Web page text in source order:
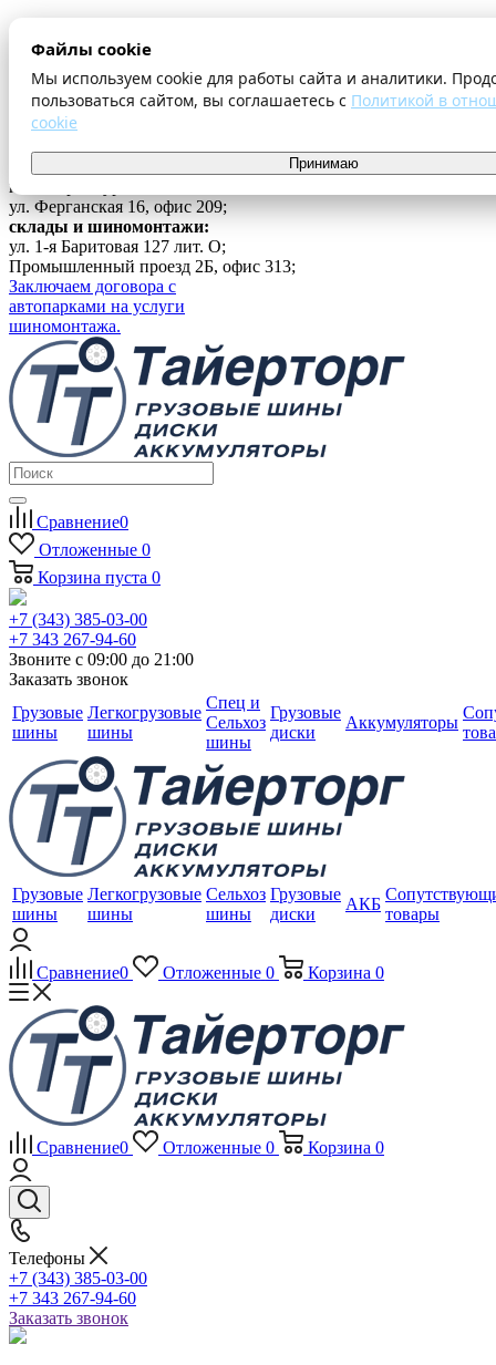
Файлы cookie
Мы используем cookie для работы сайта и аналитики.
пользоваться сайтом, вы соглашаетесь с Политикой в
cookie
Принимаю
Оплата и доставка
Шиномонтаж
Контакты
...
г. Екатеринбург
ул. Ферганская 16, офис 209;
склады и шиномонтажи:
ул. 1-я Баритовая 127 лит. О;
Промышленный проезд 2Б, офис 313;
Заключаем договора с
автопарками на услуги
шиномонтажа.
Сравнение0
Отложенные 0
Корзина пуста 0
+7 (343) 385-03-00
+7 343 267-94-60
Звоните с 09:00 до 21:00
Заказать звонок
Грузовые
шины
Легкогрузовые
шины
Спец и
Сельхоз
шины
Грузовые
диски
Аккумуляторы
Грузовые
шины
Легкогрузовые
шины
Сельхоз
шины
Грузовые
диски
АКБ
товары
Сравнение0 Отложенные 0 Корзина 0
Сравнение0 Отложенные 0 Корзина 0
Телефоны
+7 (343) 385-03-00
+7 343 267-94-60
Заказать звонок